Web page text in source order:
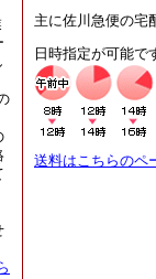
主に佐川急便の宅
日時指定が可能で
送料はこちらのペ